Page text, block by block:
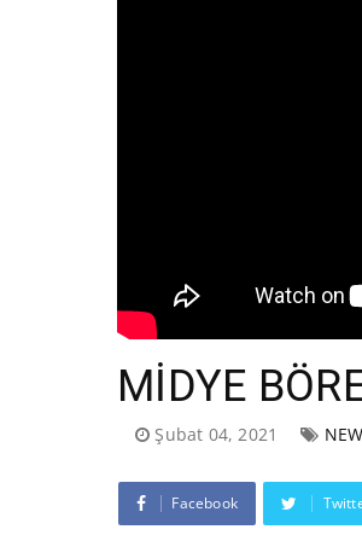
MİDYE
Şubat 04, 2021 NEW
Facebook